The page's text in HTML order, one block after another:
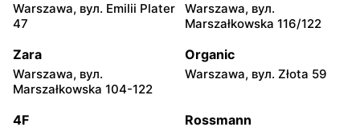
Żabka
Grzybowska 2
Żabka
Żabka
Chałubińskiego 8
Żabka
73
Warszawa, вул. Emilii Plater
47
Warszawa, вул.
Marszałkowska 116/122
Zara
Warszawa, вул.
Marszałkowska 104-122
Organic
Warszawa, вул. Złota 59
4F Rossmann